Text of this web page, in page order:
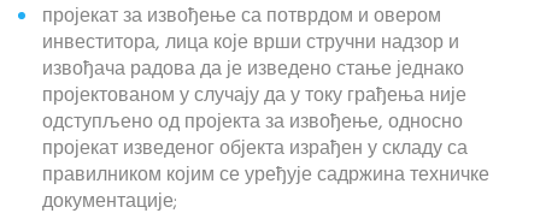
пројекат за извођење са потврдом и овером
инвеститора, лица које врши стручни надзор и
извођача радова да је изведено стање једнако
пројектованом у случају да у току грађења није
одступљено од пројекта за извођење, односно
пројекат изведеног објекта израђен у складу са
правилником којим се уређује садржина техничке
документације;